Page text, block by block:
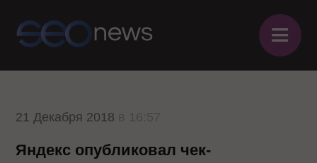
≡
21 Декабря 2018
Яндекс опубликовал чек-